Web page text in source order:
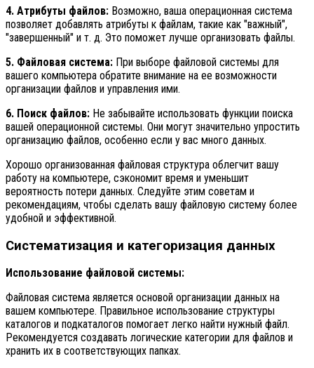
4. Атрибуты файлов: Возможно, ваша операционная система
позволяет добавлять атрибуты к файлам, такие как "важный",
"завершенный" и т. д. Это поможет лучше организовать файлы.
5. Файловая система: При выборе файловой системы для
вашего компьютера обратите внимание на ее возможности
организации файлов и управления ими.
6. Поиск файлов: Не забывайте использовать функции поиска
вашей операционной системы. Они могут значительно упростить
организацию файлов, особенно если у вас много данных.
Хорошо организованная файловая структура облегчит вашу
работу на компьютере, сэкономит время и уменьшит
вероятность потери данных. Следуйте этим советам и
рекомендациям, чтобы сделать вашу файловую систему более
удобной и эффективной.
Систематизация и категоризация данных
Использование файловой системы:
Файловая система является основой организации данных на
вашем компьютере. Правильное использование структуры
каталогов и подкаталогов помогает легко найти нужный файл.
Рекомендуется создавать логические категории для файлов и
хранить их в соответствующих папках.